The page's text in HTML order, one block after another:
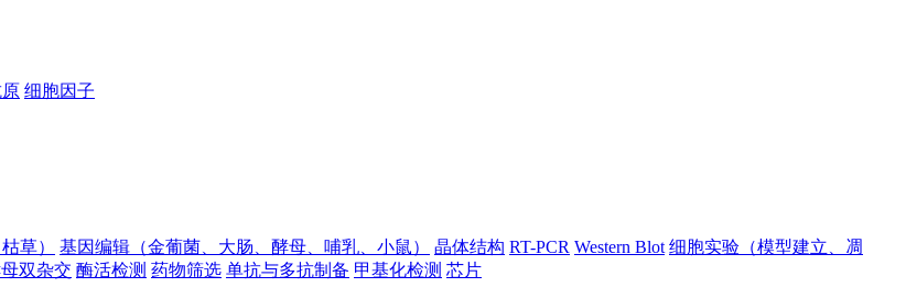
细胞因子
草） 基因编辑（金葡菌、大肠、酵母、哺乳、小鼠） 晶体结构 RT-PCR Western Blot 细胞实验（模型建立、凋
双杂交 酶活检测 药物筛选 单抗与多抗制备 甲基化检测 芯片